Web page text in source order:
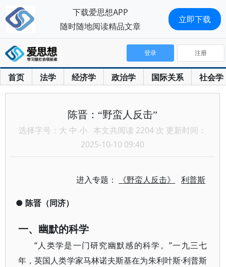
首页 法学 经济学 政治学 国际关系 社会学
登录 注册
陈晋：“野蛮人反击”
选择字号： 大 中 小 本文共阅读 2204 次 更新时间：
2025-10-10 09:40
进入专题： 《野蛮人反击》 利普斯
● 陈晋（同济）
一、幽默的科学
“人类学是一门研究幽默感的科学。”一九三七
年，英国人类学家马林诺夫斯基在为朱利叶斯·利普斯
下载爱思想APP
随时随地阅读精品文章
立即下载